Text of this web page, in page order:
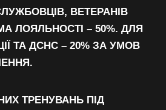
ВЕТЕРАНІВ
ЛОЯЛЬНОСТІ – 50%. ДЛЯ
ТА ДСНС – 20% ЗА УМОВ
ТРЕНУВАНЬ ПІД